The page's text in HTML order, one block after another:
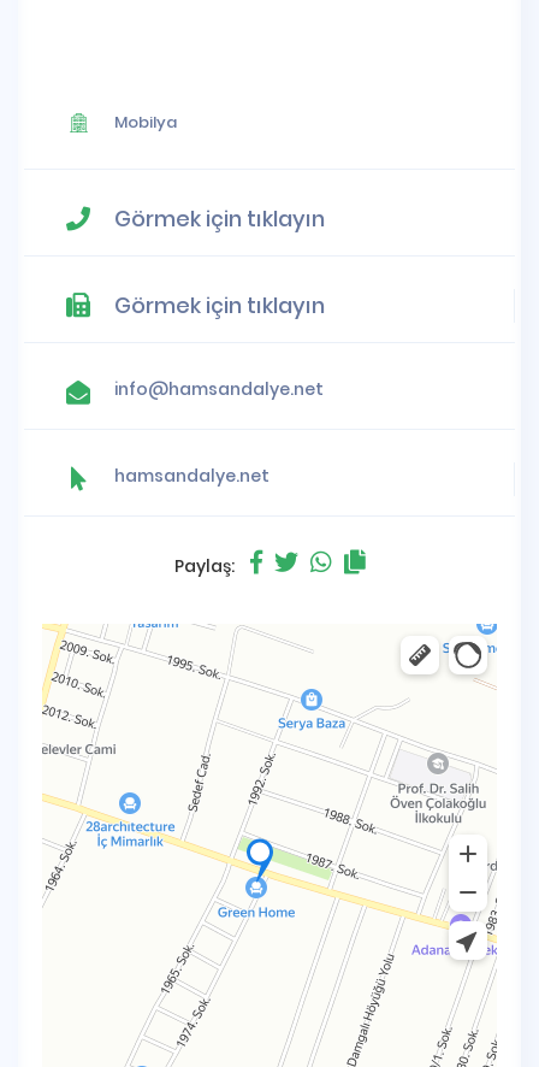
Mobilya
Görmek için tıklayın
Görmek için tıklayın
info@hamsandalye.net
hamsandalye.net
Paylaş: